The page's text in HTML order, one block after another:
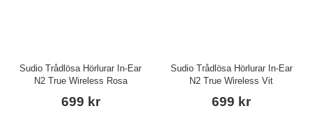
Sudio Trådlösa Hörlurar In-Ear
N2 True Wireless Rosa
699 kr
Sudio Trådlösa Hörlurar In-Ear
N2 True Wireless Vit
699 kr